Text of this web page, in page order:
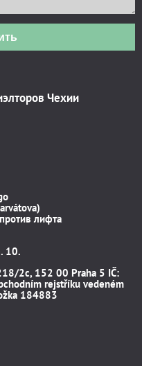
Чехии
лифта
10.
2c, 152 00 Praha 5 IČ:
rejstříku vedeném
184883